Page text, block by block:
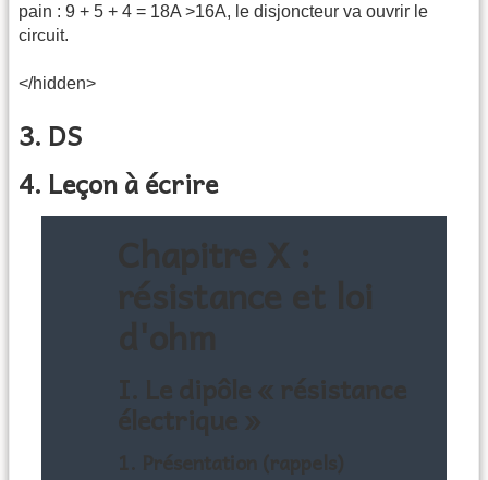
pain : 9 + 5 + 4 = 18A >16A, le disjoncteur va ouvrir le
circuit.
</hidden>
3. DS
4. Leçon à écrire
Chapitre X :
résistance et loi
d'ohm
I. Le dipôle « résistance
électrique »
1. Présentation (rappels)